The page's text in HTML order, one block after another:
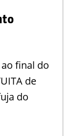
final do
de
do